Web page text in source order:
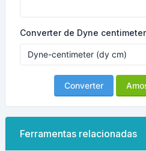
Converter de Dyne
Converter
Ferramentas relacionadas